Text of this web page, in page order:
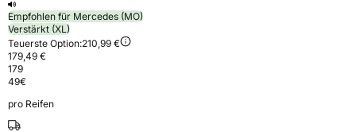
Empfohlen für Mercedes (MO)
Verstärkt (XL)
Teuerste Option:210,99 €
179,49 €
179
49€
pro Reifen